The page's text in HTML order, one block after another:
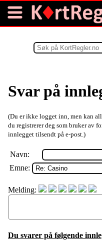
Svar på
(Du er ikke logget inn, men kan
du registrerer deg som bruker av
innlegget tilsendt på e-post.)
Navn:
Emne:
Melding:
Du svarer på følgende